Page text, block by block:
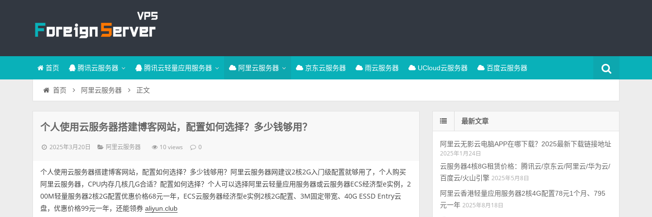
首页 腾讯云服务器 腾讯云轻量应用服务器 阿里云服务器 京东云服务器 雨云服务器 UCloud云服务器 百度云服务器
首页 阿里云服务器 正文
个人使用云服务器搭建博客网站，配置如何选择？多少钱够用？
2025年3月20日 阿里云服务器 10 views 0
个人使用云服务器搭建博客网站，配置如何选择？多少钱够用？阿里云服务器网建议2核2G入门级配置就够用了，个人购买
阿里云服务器，CPU内存几核几G合适？配置如何选择？个人可以选择阿里云轻量应用服务器或云服务器ECS经济型e实例，2
00M轻量服务器2核2G配置优惠价格68元一年，ECS云服务器经济型e实例2核2G配置、3M固定带宽、40G ESSD Entry云
盘，优惠价格99元一年，还能领券aliyun.club
最新文章
阿里云无影云电脑APP在哪下载？2025最新下载链接地址
2025年1月24日
云服务器4核8G租赁价格：腾讯云/京东云/阿里云/华为云/
百度云/火山引擎 2025年5月8日
阿里云香港轻量应用服务器2核4G配置78元1个月、795
元一年 2025年8月18日